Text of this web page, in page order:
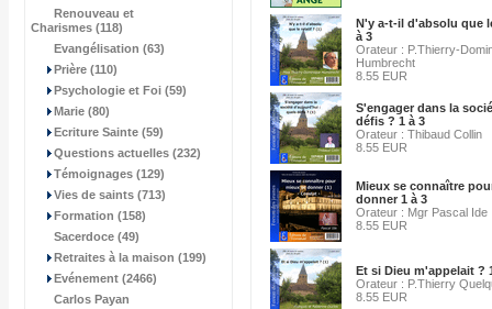
Renouveau et
Charismes (118)
Evangélisation (63)
Prière (110)
Psychologie et Foi (59)
Marie (80)
Ecriture Sainte (59)
Questions actuelles (232)
Témoignages (129)
Vies de saints (713)
Formation (158)
Sacerdoce (49)
Retraites à la maison (199)
Evénement (2466)
Carlos Payan
N'y a-t-il d'absolu que
à 3
Orateur : P.Thierry-
Humbrecht
8.55 EUR
S'engager dans la
défis ? 1 à 3
Orateur : Thibaud Collin
8.55 EUR
Mieux se connaître
donner 1 à 3
Orateur : Mgr Pascal Ide
8.55 EUR
Et si Dieu m'appelait ?
Orateur : P.Thierry
8.55 EUR